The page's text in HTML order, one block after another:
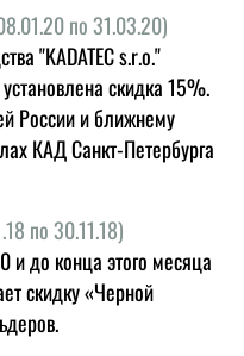
по 31.03.20)
"KADATEC s.r.o."
скидка 15%.
России и ближнему
КАД Санкт-Петербурга
по 30.11.18)
и до конца этого месяца
скидку «Черной